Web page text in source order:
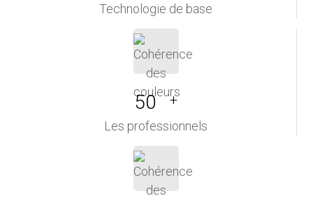
Technologie de base
50 +
Les professionnels